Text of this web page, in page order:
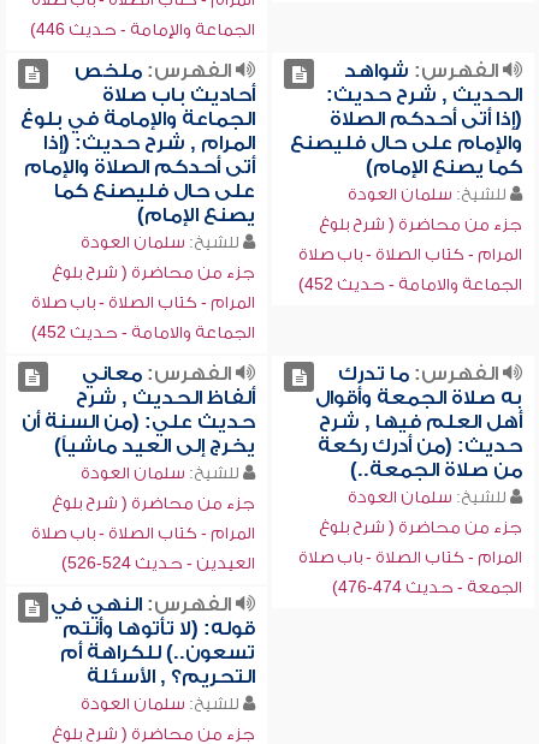
الجماعة والإمامة - حديث 446)
الفهرس: شواهد
الحديث , شرح حديث:
(إذا أتى أحدكم الصلاة
والإمام على حال فليصنع
كما يصنع الإمام)
للشيخ: سلمان العودة
جزء من محاضرة ( شرح بلوغ
المرام - كتاب الصلاة - باب صلاة
الجماعة والامامة - حديث 452)
الفهرس:ملخص
أحاديث باب صلاة
الجماعة والإمامة في بلوغ
المرام , شرح حديث: (إذا
أتى أحدكم الصلاة والإمام
على حال فليصنع كما
يصنع الإمام)
للشيخ: سلمان العودة
جزء من محاضرة ( شرح بلوغ
المرام - كتاب الصلاة - باب صلاة
الجماعة والامامة - حديث 452)
الفهرس:ما تدرك
به صلاة الجمعة وأقوال
أهل العلم فيها , شرح
حديث: (من أدرك ركعة
من صلاة الجمعة..)
للشيخ: سلمان العودة
جزء من محاضرة ( شرح بلوغ
المرام - كتاب الصلاة - باب صلاة
الجمعة - حديث 474-476)
الفهرس:معاني
ألفاظ الحديث , شرح
حديث علي: (من السنة أن
يخرج إلى العيد ماشياً)
للشيخ: سلمان العودة
جزء من محاضرة ( شرح بلوغ
المرام - كتاب الصلاة - باب صلاة
العيدين - حديث 524-526)
الفهرس:النهي في
قوله: (لا تأتوها وأنتم
تسعون..) للكراهة أم
التحريم؟ , الأسئلة
للشيخ: سلمان العودة
جزء من محاضرة ( شرح بلوغ